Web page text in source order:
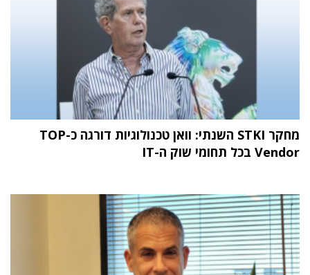
מחקר STKI השנתי: וואן טכנולוגיות דורגה כ-TOP
Vendor בכל תחומי שוק ה-IT